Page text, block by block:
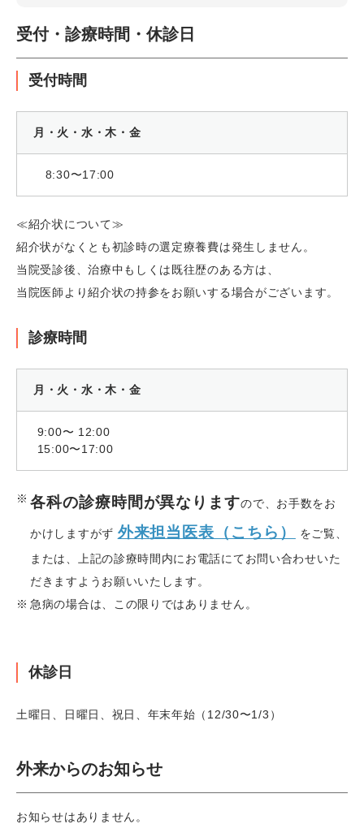
受付・診療時間・休診日
受付時間
月・火・水・木・金
8:30〜17:00
≪紹介状について≫
紹介状がなくとも初診時の選定療養費は発生しません。
当院受診後、治療中もしくは既往歴のある方は、
当院医師より紹介状の持参をお願いする場合がございます。
診療時間
月・火・水・木・金
9:00〜 12:00
15:00〜17:00
各科の診療時間が異なりますので、お手数をお
かけしますがず 外来担当医表（こちら）
をご覧、
または、上記の診療時間内にお電話にてお問い合わせいた
だきますようお願いいたします。
急病の場合は、この限りではありません。
休診日
土曜日、日曜日、祝日、年末年始（12/30〜1/3）
外来からのお知らせ
お知らせはありません。